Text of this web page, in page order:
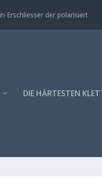
Erschliesser der polarisiert
DIE HÄRTESTEN